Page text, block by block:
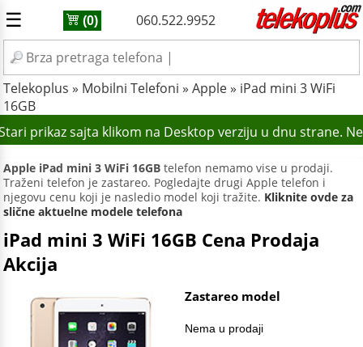
☰ (0) 060.522.9952
Telekoplus » Mobilni Telefoni » Apple» iPad mini 3 WiFi
16GB
prikaz sajta klikom na Desktop verziju u dnu strane.
Apple iPad mini 3 WiFi 16GB telefon nemamo vise u prodaji.
Traženi telefon je zastareo. Pogledajte drugi Apple telefon i
njegovu cenu koji je nasledio model koji tražite. Kliknite ovde za
slične aktuelne modele telefona
iPad mini 3 WiFi 16GB Cena Prodaja
Akcija
Zastareo model
Nema u prodaji